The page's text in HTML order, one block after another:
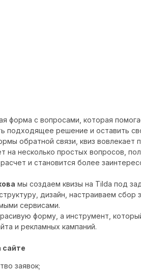
форма с вопросами, которая
подходящее решение и оставить
обратной связи, квиз вовлекает
на несколько простых вопросов,
и становится более
мы создаем квизы на Tilda под
дизайн, настраиваем сбор
сервисами.
форму, а инструмент,
и рекламных кампаний.
сайте
заявок;